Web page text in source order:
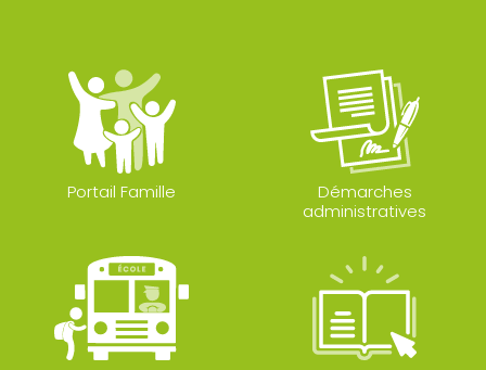
Portail Famille
Démarches
administratives